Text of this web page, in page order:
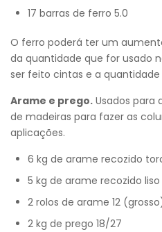
17 barras de ferro 5.0
O ferro poderá ter um
da quantidade que for usado
ser feito cintas e a quantidade
Arame e prego. Usados para
de madeiras para fazer as
aplicações.
6 kg de arame recozido
5 kg de arame recozido liso
2 rolos de arame 12
2 kg de prego 18/27